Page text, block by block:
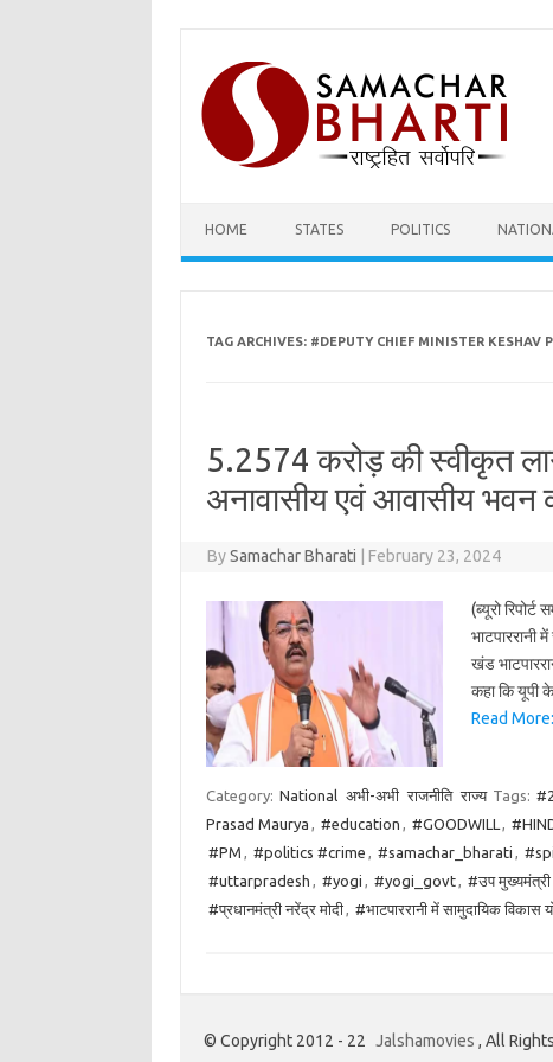
content
HOME STATES POLITICS
TAG ARCHIVES: #DEPUTY CHIEF MINISTER KESHAV
5.2574 करोड़ की स्वीकृत
अनावासीय एवं आवासीय भवन
BySamachar Bharati February 23, 2024
(ब्यूरो
भाटपाररानी
खंड
कहा कि यूपी
Read
Category: National अभी-अभी राजनीति राज्य Tags:
Prasad Maurya , #education , #GOODWILL ,
#PM , #politics #crime , #samachar_bharati ,
#uttarpradesh , #yogi , #yogi_govt, #उप मुख्यमंत्री
#प्रधानमंत्री नरेंद्र मोदी, #भाटपाररानी में सामुदायिक
© Copyright 2012 - 22 Jalshamovies , All